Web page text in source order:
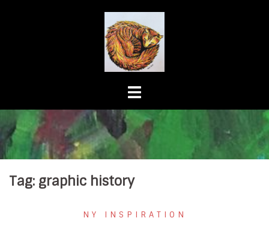
Tag: graphic history
NY INSPIRATION